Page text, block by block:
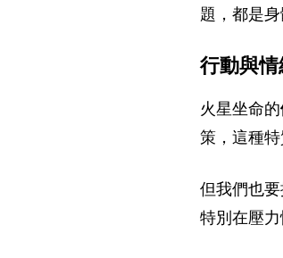
題，都是
行動與情
火星坐命的
策，這種特
但我們也
特別在壓